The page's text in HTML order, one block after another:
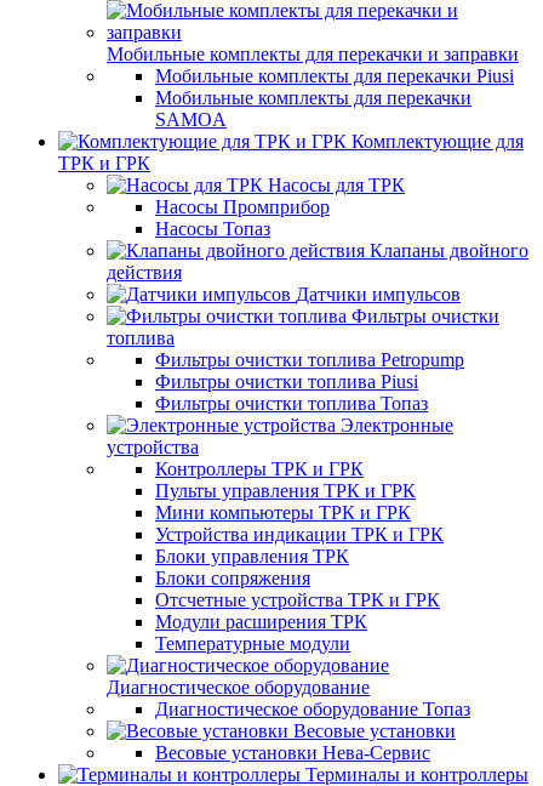
Мобильные комплекты для перекачки и заправки
Мобильные комплекты для перекачки Piusi
Мобильные комплекты для перекачки
SAMOA
Комплектующие для
ТРК и ГРК
Насосы для ТРК
Насосы Промприбор
Насосы Топаз
Клапаны двойного
действия
Датчики импульсов
Фильтры очистки
топлива
Фильтры очистки топлива Petropump
Фильтры очистки топлива Piusi
Фильтры очистки топлива Топаз
Электронные
устройства
Контроллеры ТРК и ГРК
Пульты управления ТРК и ГРК
Мини компьютеры ТРК и ГРК
Устройства индикации ТРК и ГРК
Блоки управления ТРК
Блоки сопряжения
Отсчетные устройства ТРК и ГРК
Модули расширения ТРК
Температурные модули
Диагностическое оборудование
Диагностическое оборудование Топаз
Весовые установки
Весовые установки Нева-Сервис
Терминалы и контроллеры